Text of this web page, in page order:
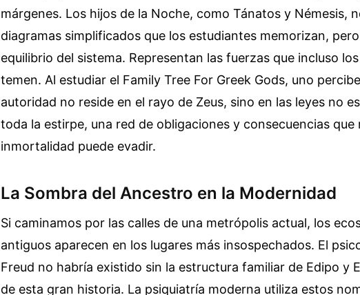
márgenes. Los hijos de la Noche, como Tánatos y Némesis,
diagramas simplificados que los estudiantes memorizan,
equilibrio del sistema. Representan las fuerzas que incluso
temen. Al estudiar el Family Tree For Greek Gods, uno
autoridad no reside en el rayo de Zeus, sino en las leyes no
toda la estirpe, una red de obligaciones y consecuencias que
inmortalidad puede evadir.
La Sombra del Ancestro en la Modernidad
Si caminamos por las calles de una metrópolis actual, los
antiguos aparecen en los lugares más insospechados. El
Freud no habría existido sin la estructura familiar de Edipo y
de esta gran historia. La psiquiatría moderna utiliza estos